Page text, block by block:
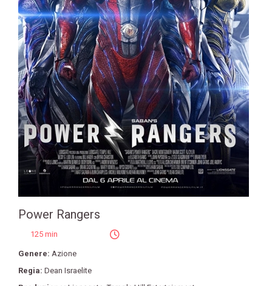
Power Rangers
125 min
Genere: Azione
Regia: Dean Israelite